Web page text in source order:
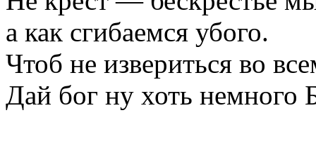
а как сгибаемся убого.
Чтоб не извериться во
Дай бог ну хоть немного